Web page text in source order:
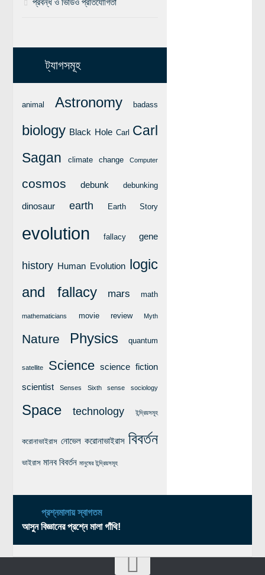
প্রবন্ধ ও ভিডিও প্রতিযোগিতা
ট্যাগসমূহ
animal Astronomy badass
biology Black Hole Carl Carl
Sagan
climate change Computer
cosmos debunk debunking
dinosaur earth Earth Story
evolution fallacy gene
history Human Evolution logic
and fallacy
mars math
mathematicians movie review Myth
Nature Physics quantum
satellite Science science fiction
scientist Senses Sixth sense sociology
Space technology ইন্দ্রিয়সমূহ
করোনাভাইরাস নোভেল করোনাভাইরাস বিবর্তন
ভাইরাস মানব বিবর্তন মানুষের ইন্দ্রিয়সমূহ
প্রশ্নমালায় স্বাগতম
আসুন বিজ্ঞানের প্রশ্নে মালা গাঁথি!